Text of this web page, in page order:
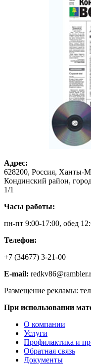
Адрес:
628200, Россия, Ханты-
Кондинский район,
1/1
Часы работы:
пн-пт 9:00-17:00, обед
Телефон:
+7 (34677) 3-21-00
E-mail:
Размещение рекламы:
При использовании
О компании
Услуги
Профилактика и
Обратная связь
Документы